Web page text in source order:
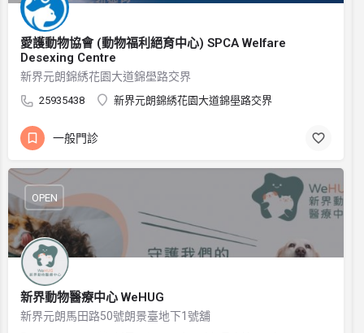
愛護動物協會 (動物福利絕育中心) SPCA Welfare
Desexing Centre
新界元朗錦綉花園大道錦壆路交界
25935438 新界元朗錦綉花園大道錦壆路交界
一般門診
新界動物醫療中心 WeHUG
新界元朗馬田路50號朗景臺地下1號舖
OPEN